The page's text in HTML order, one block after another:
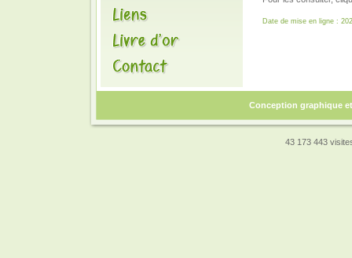
Date de mise en ligne :
Conception graphique
43 173 443